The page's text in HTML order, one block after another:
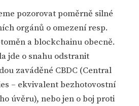
pozorovat poměrně silné
orgánů o omezení resp.
a blockchainu obecně.
jde o snahu odstranit
zaváděné CBDC (Central
– ekvivalent bezhotovostní
úvěru), nebo jen o boj proti